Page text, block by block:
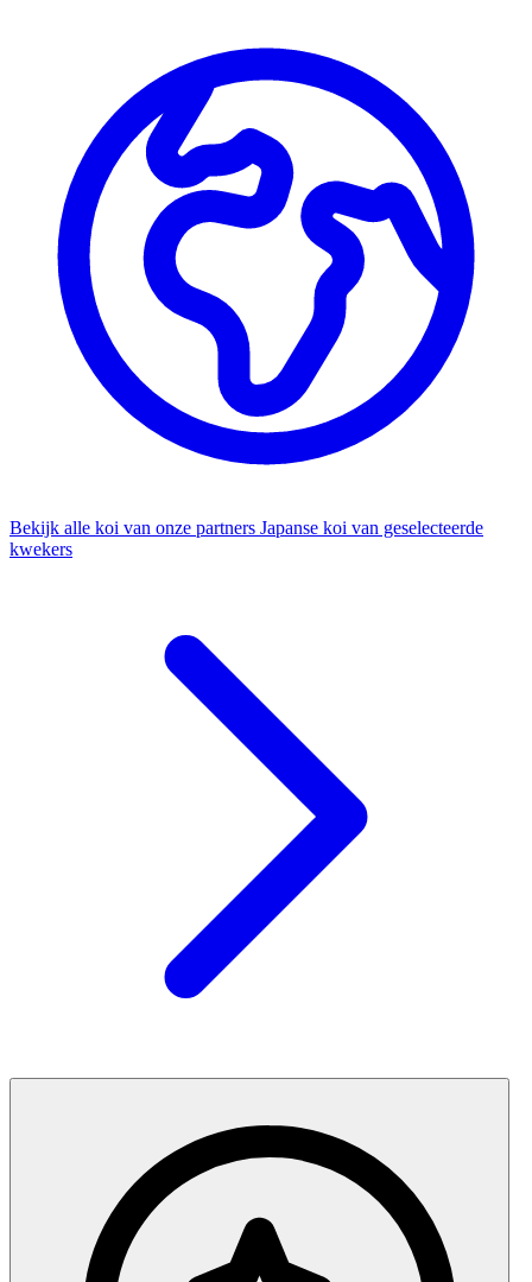
Bekijk alle koi van onze partners Japanse koi van geselecteerde
kwekers